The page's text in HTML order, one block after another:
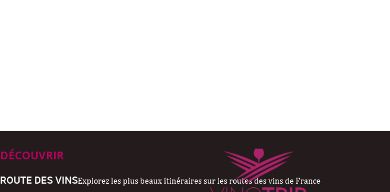
DÉCOUVRIR
ROUTE DES VINSExplorez les plus beaux itinéraires sur les routes des vins de France